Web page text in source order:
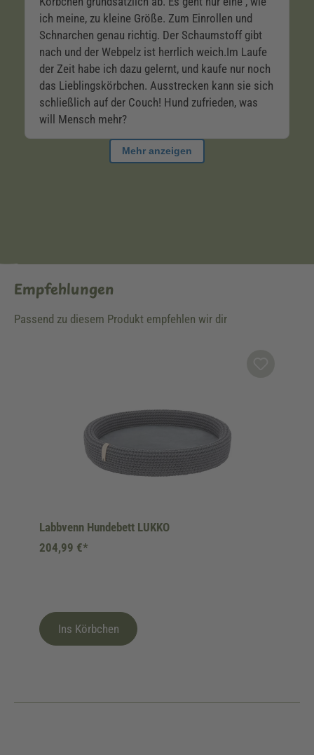
Empfehlungen
Passend zu diesem Produkt empfehlen wir dir
Labbvenn Hundebett LUKKO
204,99 €*
Ins Körbchen